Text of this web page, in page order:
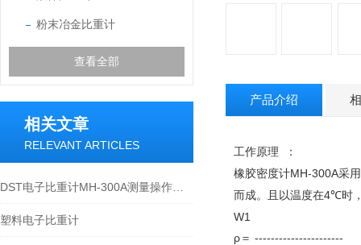
粉末冶金比重计
查看全部
相关文章
RELEVANT ARTICLES
塑料电子比重计
产品介绍
工作原理
：
橡胶密度计MH-300A采
而成。且以温度在4℃时
W1
ρ ＝ ----------------------